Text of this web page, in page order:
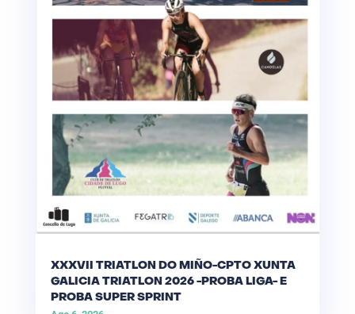
XXXVII TRIATLON DO MIÑO-CPTO XUNTA
GALICIA TRIATLON 2026 -PROBA LIGA- E
PROBA SUPER SPRINT